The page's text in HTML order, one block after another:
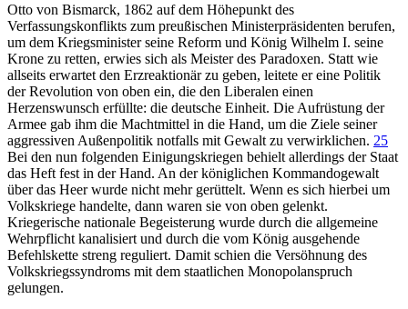
Otto von Bismarck, 1862 auf dem Höhepunkt des
Verfassungskonflikts zum preußischen Ministerpräsidenten berufen,
um dem Kriegsminister seine Reform und König Wilhelm I. seine
Krone zu retten, erwies sich als Meister des Paradoxen. Statt wie
allseits erwartet den Erzreaktionär zu geben, leitete er eine Politik
der Revolution von oben ein, die den Liberalen einen
Herzenswunsch erfüllte: die deutsche Einheit. Die Aufrüstung der
Armee gab ihm die Machtmittel in die Hand, um die Ziele seiner
aggressiven Außenpolitik notfalls mit Gewalt zu verwirklichen. 25
Bei den nun folgenden Einigungskriegen behielt allerdings der Staat
das Heft fest in der Hand. An der königlichen Kommandogewalt
über das Heer wurde nicht mehr gerüttelt. Wenn es sich hierbei um
Volkskriege handelte, dann waren sie von oben gelenkt.
Kriegerische nationale Begeisterung wurde durch die allgemeine
Wehrpflicht kanalisiert und durch die vom König ausgehende
Befehlskette streng reguliert. Damit schien die Versöhnung des
Volkskriegssyndroms mit dem staatlichen Monopolanspruch
gelungen.